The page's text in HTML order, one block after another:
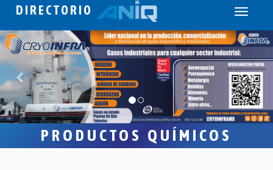
DIRECTORIO
Toggle
PRODUCTOS QUÍMICOS